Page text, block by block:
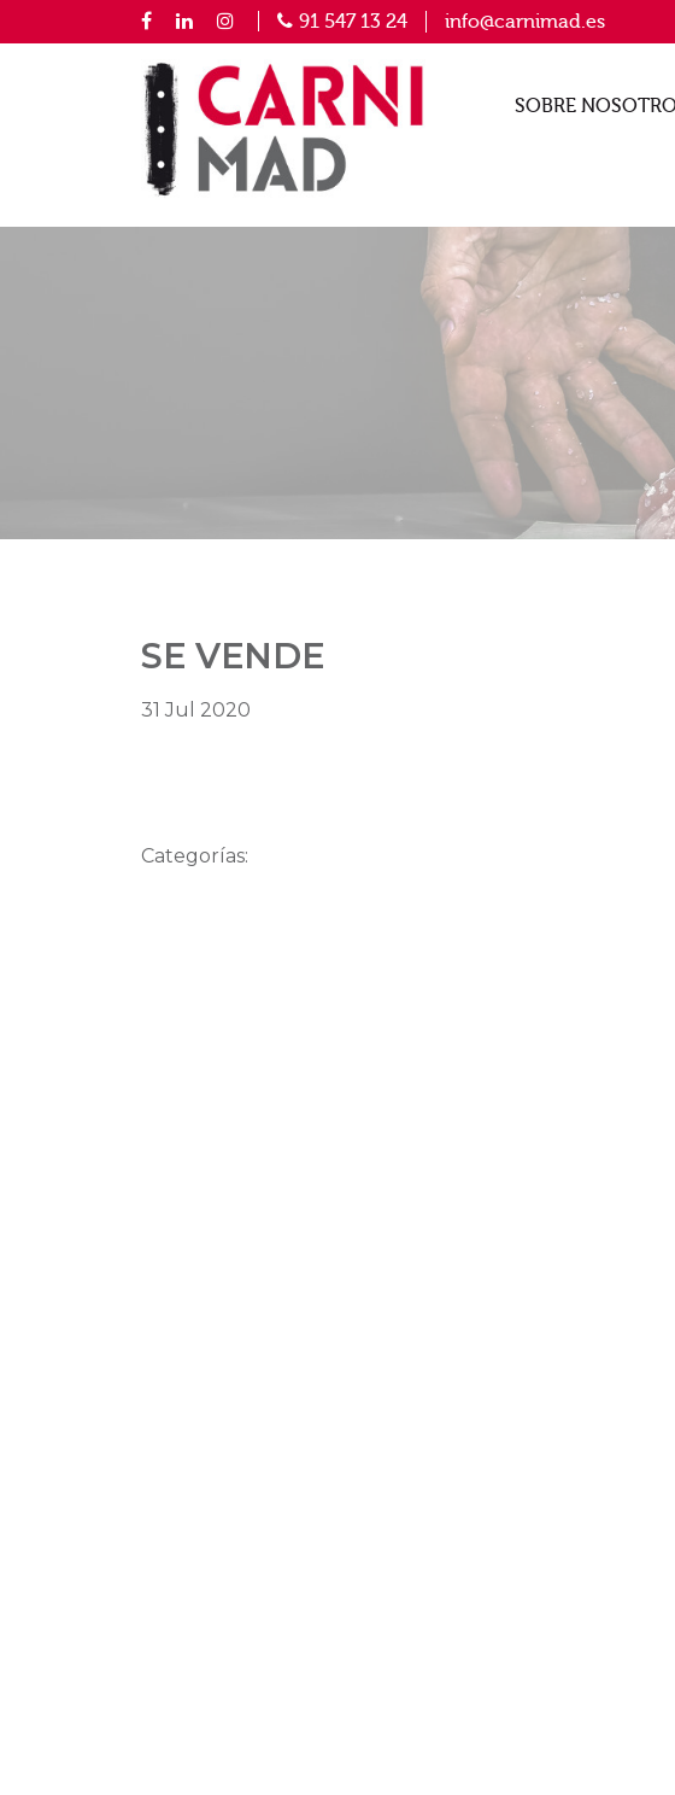
91 547 13 24 info@carnimad.es
SOBRE
SE VENDE
31 Jul 2020
Categorías: